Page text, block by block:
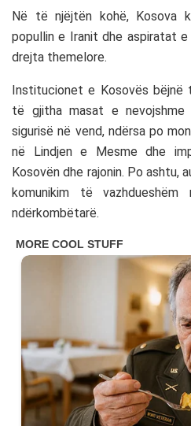
Në të njëjtën kohë, Kosova
popullin e Iranit dhe aspiratat
drejta themelore.
Institucionet e Kosovës bëjnë
të gjitha masat e
sigurisë në vend, ndërsa po
në Lindjen e Mesme dhe
Kosovën dhe rajonin. Po ashtu,
komunikim të
ndërkombëtarë.